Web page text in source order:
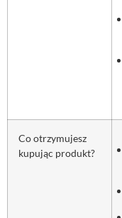
Co otrzymujesz
kupując produkt?